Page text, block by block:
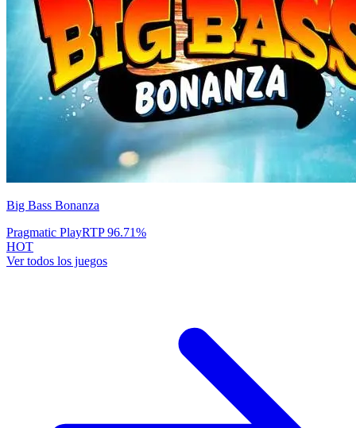
Big Bass Bonanza
Pragmatic PlayRTP96.71%
HOT
Ver todos los juegos